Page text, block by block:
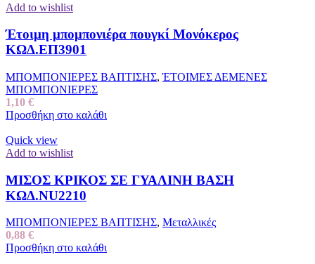
Add to wishlist
Έτοιμη μπομπονιέρα πουγκί Μονόκερος
ΚΩΔ.ΕΠ3901
ΜΠΟΜΠΟΝΙΕΡΕΣ ΒΑΠΤΙΣΗΣ, ΈΤΟΙΜΕΣ ΔΕΜΕΝΕΣ
ΜΠΟΜΠΟΝΙΕΡΕΣ
1,10 €
Προσθήκη στο καλάθι
Quick view
Add to wishlist
ΜΙΣΟΣ ΚΡΙΚΟΣ ΣΕ ΓΥΑΛΙΝΗ ΒΑΣΗ
ΚΩΔ.NU2210
ΜΠΟΜΠΟΝΙΕΡΕΣ ΒΑΠΤΙΣΗΣ, Μεταλλικές
0,88 €
Προσθήκη στο καλάθι